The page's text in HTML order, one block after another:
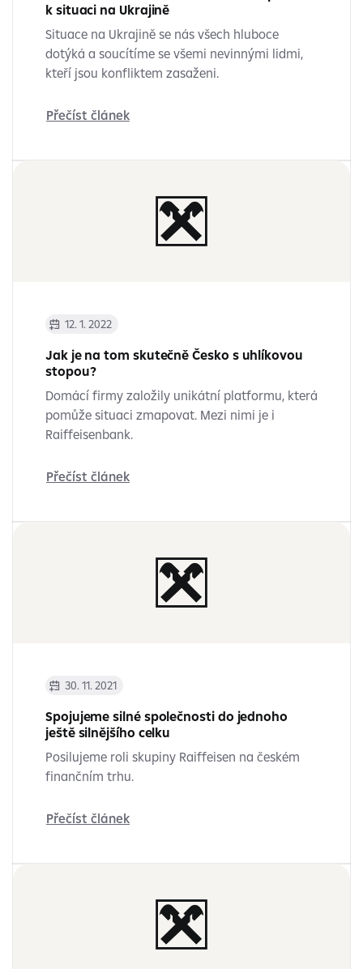
k situaci na Ukrajině
Situace na Ukrajině se nás všech hluboce
dotýká a soucítíme se všemi nevinnými lidmi,
kteří jsou konfliktem zasaženi.
Přečíst článek
12. 1. 2022
Jak je na tom skutečně Česko s uhlíkovou
stopou?
Domácí firmy založily unikátní platformu, která
pomůže situaci zmapovat. Mezi nimi je i
Raiffeisenbank.
Přečíst článek
30. 11. 2021
Spojujeme silné společnosti do jednoho
ještě silnějšího celku
Posilujeme roli skupiny Raiffeisen na českém
finančním trhu.
Přečíst článek